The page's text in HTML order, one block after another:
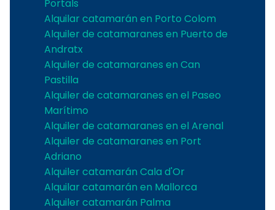
Portals
Alquilar catamarán en Porto Colom
Alquiler de catamaranes en Puerto de
Andratx
Alquiler de catamaranes en Can
Pastilla
Alquiler de catamaranes en el Paseo
Marítimo
Alquiler de catamaranes en el Arenal
Alquiler de catamaranes en Port
Adriano
Alquiler catamarán Cala d'Or
Alquilar catamarán en Mallorca
Alquiler catamarán Palma